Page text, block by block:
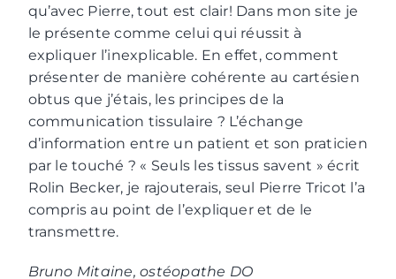
qu’avec Pierre, tout est clair! Dans mon site je
le présente comme celui qui réussit à
expliquer l’inexplicable. En effet, comment
présenter de manière cohérente au cartésien
obtus que j’étais, les principes de la
communication tissulaire ? L’échange
d’information entre un patient et son praticien
par le touché ? « Seuls les tissus savent » écrit
Rolin Becker, je rajouterais, seul Pierre Tricot l’a
compris au point de l’expliquer et de le
transmettre.
Bruno Mitaine, ostéopathe DO